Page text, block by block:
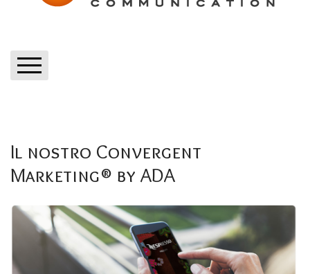
Servizi
Il nostro Convergent
Marketing® by ADA